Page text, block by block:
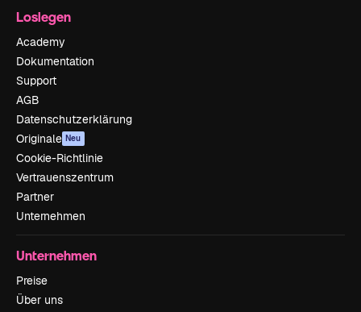
Loslegen
Academy
Dokumentation
Support
AGB
Datenschutzerklärung
Originale Neu
Cookie-Richtlinie
Vertrauenszentrum
Partner
Unternehmen
Unternehmen
Preise
Über uns